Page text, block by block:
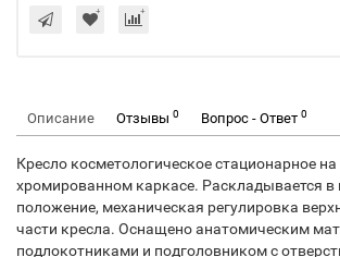
Описание Отзывы 0 Вопрос - Ответ 0
Кресло косметологическое стационарное
хромированном каркасе. Раскладывается в
положение, механическая регулировка
части кресла. Оснащено анатомическим
подлокотниками и подголовником с